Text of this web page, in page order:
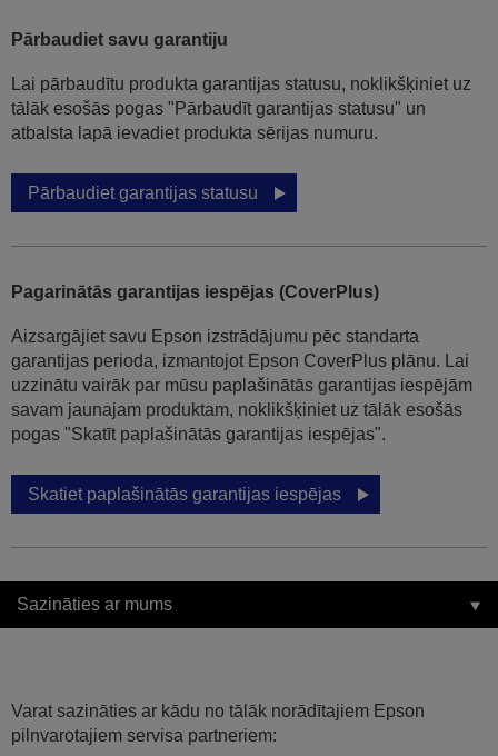
Pārbaudiet savu garantiju
Lai pārbaudītu produkta garantijas statusu, noklikšķiniet uz
tālāk esošās pogas "Pārbaudīt garantijas statusu" un
atbalsta lapā ievadiet produkta sērijas numuru.
Pārbaudiet garantijas statusu
Pagarinātās garantijas iespējas (CoverPlus)
Aizsargājiet savu Epson izstrādājumu pēc standarta
garantijas perioda, izmantojot Epson CoverPlus plānu. Lai
uzzinātu vairāk par mūsu paplašinātās garantijas iespējām
savam jaunajam produktam, noklikšķiniet uz tālāk esošās
pogas "Skatīt paplašinātās garantijas iespējas".
Skatiet paplašinātās garantijas iespējas
Sazināties ar mums
Varat sazināties ar kādu no tālāk norādītajiem Epson
pilnvarotajiem servisa partneriem: